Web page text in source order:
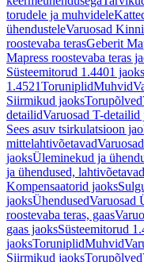
torudele ja muhvidele
ühendusteleVaruosad
roostevaba terasGeberit
Mapress roostevaba teras
Süsteemitorud 1.4401 jaoks
1.4521ToruniplidMuhvid
Siirmikud jaoksTorupõlved
detailidVaruosad T-detailid
Sees asuv tsirkulatsioon
mittelahtivõetavad
jaoksÜleminekud ja
ja ühendused,
Kompensaatorid jaoks
jaoksÜhendusedVaruosad
roostevaba teras, gaas
gaas jaoksSüsteemitorud
jaoksToruniplidMuhvid
Siirmikud jaoksTorupõlved